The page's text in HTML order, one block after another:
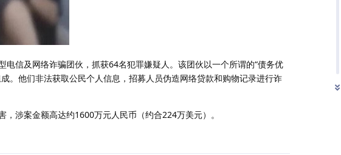
信及网络诈骗团伙，抓获64名犯罪嫌疑人。该团伙以一个所谓的“债务优
。他们非法获取公民个人信息，招募人员伪造网络贷款和购物记录进行诈
涉案金额高达约1600万元人民币（约合224万美元）。